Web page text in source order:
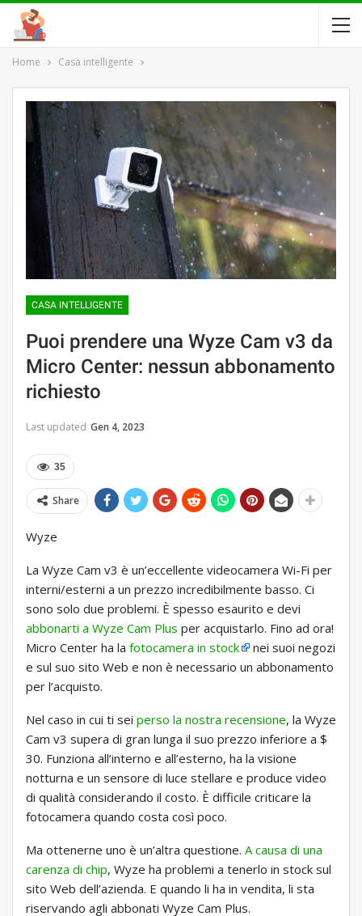
Home Casa intelligente
CASA INTELLIGENTE
Puoi prendere una Wyze Cam v3 da
Micro Center: nessun abbonamento
richiesto
Last updated Gen 4, 2023
35
Share
Wyze
La Wyze Cam v3 è un’eccellente videocamera Wi-Fi per
interni/esterni a un prezzo incredibilmente basso. Ci
sono solo due problemi. È spesso esaurito e devi
abbonarti a Wyze Cam Plus per acquistarlo. Fino ad ora!
Micro Center ha la fotocamera in stock
nei suoi negozi
e sul suo sito Web e non è necessario un abbonamento
per l’acquisto.
Nel caso in cui ti sei perso la nostra recensione, la Wyze
Cam v3 supera di gran lunga il suo prezzo inferiore a $
30. Funziona all’interno e all’esterno, ha la visione
notturna e un sensore di luce stellare e produce video
di qualità considerando il costo. È difficile criticare la
fotocamera quando costa così poco.
Ma ottenerne uno è un’altra questione. A causa di una
carenza di chip, Wyze ha problemi a tenerlo in stock sul
sito Web dell’azienda. E quando li ha in vendita, li sta
riservando agli abbonati Wyze Cam Plus.